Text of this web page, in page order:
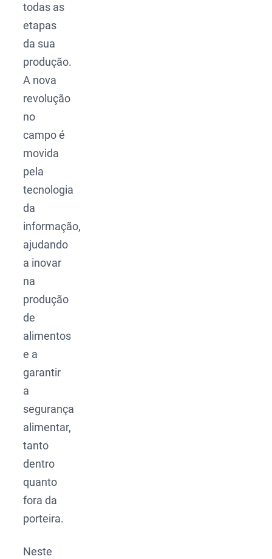
todas as
etapas
da sua
produção.
A nova
revolução
no
campo é
movida
pela
tecnologia
da
informação,
ajudando
a inovar
na
produção
de
alimentos
e a
garantir
a
segurança
alimentar,
tanto
dentro
quanto
fora da
porteira.
Neste